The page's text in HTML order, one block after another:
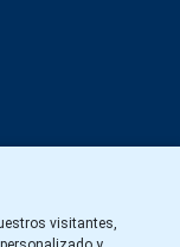
visitantes,